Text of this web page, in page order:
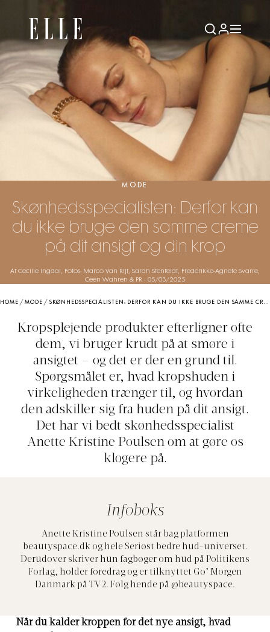
MODE
Skønhedsspecialisten: Derfor kan
du ikke bruge den samme creme
på dit ansigt og din krop
Af Cecilie Ingdal, Fotos: Marco Van Rijt, Sarah Stenfeldt, Frederikke-Agnete Svarre,
Ceen Wahren & PR- 05/03/2025
HOME /MODE / SKØNHEDSSPECIALISTEN: DERFOR KAN DU IKKE BRUGE DEN SAMME CREME PÅ DIT ANSIGT OG DIN KROP
Kropsplejende produkter efterligner ofte
dem, vi bruger krudt på at smøre i
ansigtet – og det er der en grund til.
Spørgsmålet er, hvad kropshuden i
virkeligheden trænger til, og hvordan
den adskiller sig fra huden på dit ansigt.
Det har vi bedt skønhedsspecialist
Anette Kristine Poulsen om at gøre os
klogere på.
Infoboks
Anette Kristine Poulsen står bag platformen
beautyspace.dkog hele Seriøst bedre hud-universet.
Derudover skriver hun fagbøger om hud på Politikens
Forlag, holder foredrag og er tilknyttet Go’ Morgen
Danmark på TV2. Følg hende på @beautyspace.
Når du kalder kroppen for det nye ansigt, hvad